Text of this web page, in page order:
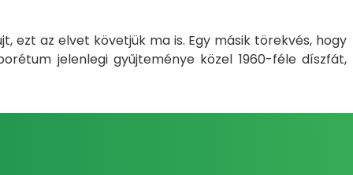
ezt az elvet követjük ma is. Egy másik törekvés, hogy
jelenlegi gyűjteménye közel 1960-féle díszfát,